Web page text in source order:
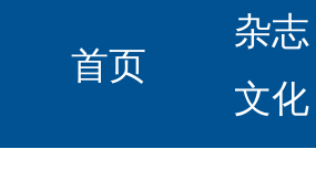
首页
杂志
文化